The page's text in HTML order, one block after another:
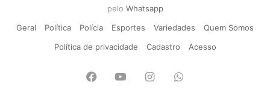
pelo Whatsapp
Geral
Política Polícia Esportes Variedades
Quem Somos
Política de privacidade
Cadastro Acesso
Facebook
YouTubeInstagramWhatsApp